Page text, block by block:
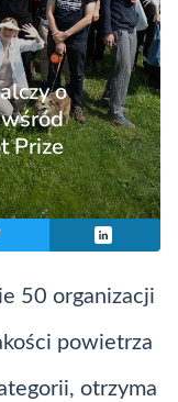
o
Prize
50 organizacji
powietrza
otrzyma